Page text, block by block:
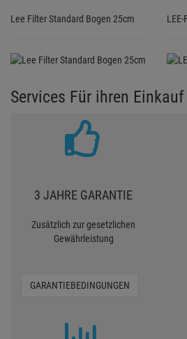
Lee Filter Standard Bogen 25cm
Services Für ihren Einkauf
3 JAHRE GARANTIE
Zusätzlich zur gesetzlichen
Gewährleistung
GARANTIEBEDINGUNGEN